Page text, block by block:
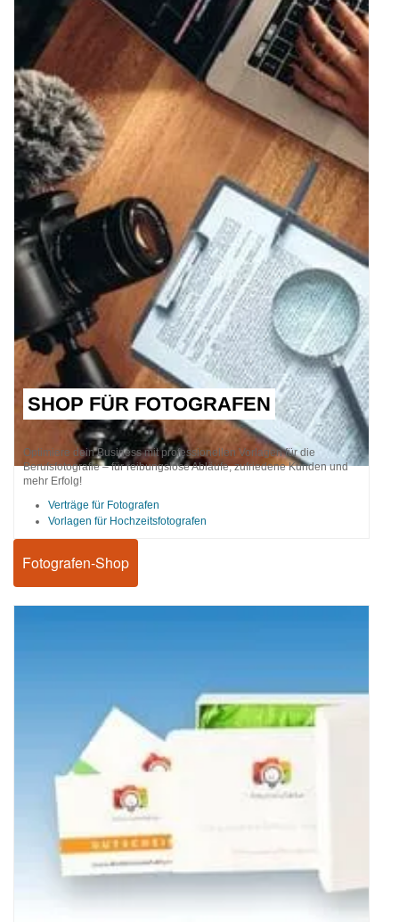
SHOP FÜR FOTOGRAFEN
Optimiere dein Business mit professionellen Vorlagen für die
Berufsfotografie – für reibungslose Abläufe, zufriedene Kunden und
mehr Erfolg!
Verträge für Fotografen
Vorlagen für Hochzeitsfotografen
Fotografen-Shop